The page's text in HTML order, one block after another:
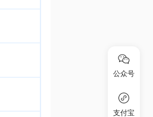
公众号
支付宝